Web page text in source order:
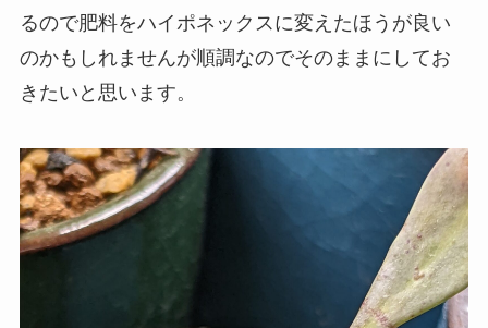
るので肥料をハイポネックスに変えたほうが良い
のかもしれませんが順調なのでそのままにしてお
きたいと思います。